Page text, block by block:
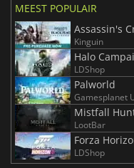
MEEST POPULAIR
Assassin's
Kinguin
Halo
LDShop
Palworld
Gamesplanet
Mistfall
LootBar
Forza
LDShop